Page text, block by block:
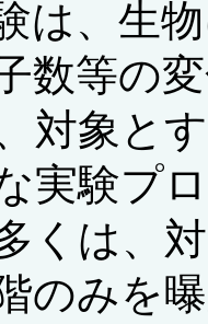
は、生
数等の
対象と
実験プ
くは、
のみを